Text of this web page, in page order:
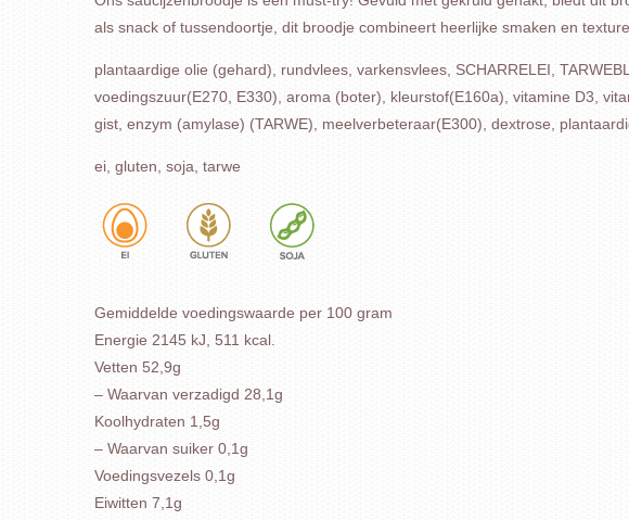
als snack of tussendoortje, dit broodje combineert heerlijke smaken en
plantaardige olie (gehard), rundvlees, varkensvlees, SCHARRELEI,
voedingszuur(E270, E330), aroma (boter), kleurstof(E160a), vitamine D3,
gist, enzym (amylase) (TARWE), meelverbeteraar(E300), dextrose,
ei, gluten, soja, tarwe
Gemiddelde voedingswaarde per 100 gram
Energie 2145 kJ, 511 kcal.
Vetten 52,9g
– Waarvan verzadigd 28,1g
Koolhydraten 1,5g
– Waarvan suiker 0,1g
Voedingsvezels 0,1g
Eiwitten 7,1g